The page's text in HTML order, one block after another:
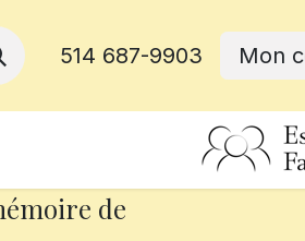
514 687-9903 Mon
de